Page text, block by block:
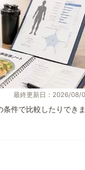
最終更新日：2026/08/
条件で比較したりでき